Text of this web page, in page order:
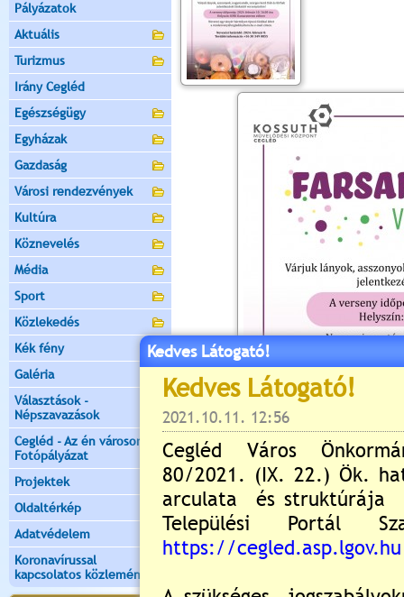
Pályázatok
Aktuális
Turizmus
Irány Cegléd
Egészségügy
Egyházak
Gazdaság
Városi rendezvények
Kultúra
Köznevelés
Média
Sport
Közlekedés
Kék fény
Galéria
Választások -
Népszavazások
Cegléd - Az én városom -
Fotópályázat
Projektek
Oldaltérkép
Adatvédelem
Koronavírussal
kapcsolatos közlemények
Kedves Látogató!